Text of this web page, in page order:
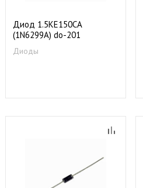
Диод 1.5KE150СA
(1N6299A) do-201
Диоды